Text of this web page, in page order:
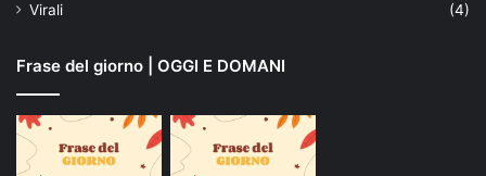
Virali
(4)
Frase del giorno | OGGI E DOMANI